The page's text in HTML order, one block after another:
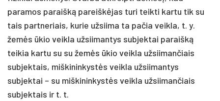
paramos paraišką pareiškėjas turi teikti kartu tik su
tais partneriais, kurie užsiima ta pačia veikla, t. y.
žemės ūkio veikla užsiimantys subjektai paraišką
teikia kartu su su žemės ūkio veikla užsiimančiais
subjektais, miškininkystės veikla užsiimantys
subjektai – su miškininkystės veikla užsiimančiais
subjektais ir t. t.